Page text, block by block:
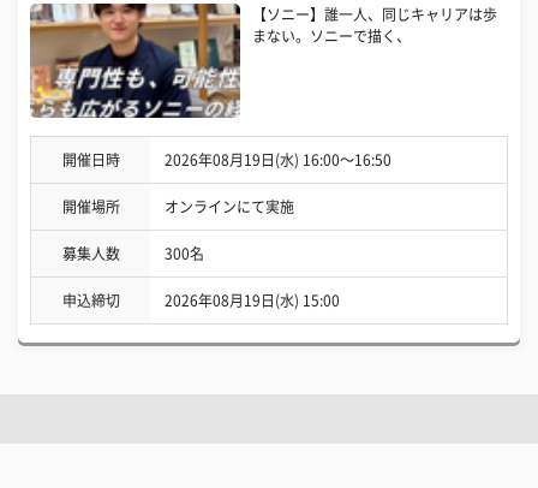
【ソニー】誰一人、同じキャリアは歩
まない。ソニーで描く、
開催日時 2026年08月19日(水) 16:00〜16:50
開催場所 オンラインにて実施
募集人数 300名
申込締切 2026年08月19日(水) 15:00